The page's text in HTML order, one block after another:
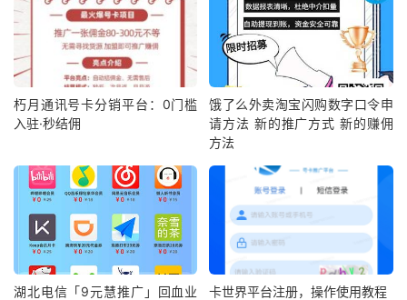
朽月通讯号卡分销平台：0门槛
入驻·秒结佣
饿了么外卖淘宝闪购数字口令申
请方法 新的推广方式 新的赚佣
方法
湖北电信「9元慧推广」回血业
卡世界平台注册，操作使用教程